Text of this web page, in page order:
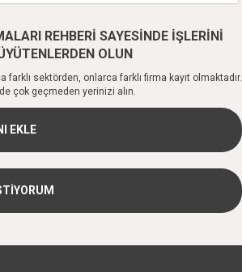
REHBERİ SAYESİNDE İŞLERİNİ
OLUN
sektörden, onlarca farklı firma kayıt olmaktadır.
çok geçmeden yerinizi alın.
EKLE